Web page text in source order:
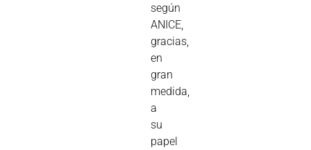
según
ANICE,
gracias,
en
gran
medida,
a
su
papel